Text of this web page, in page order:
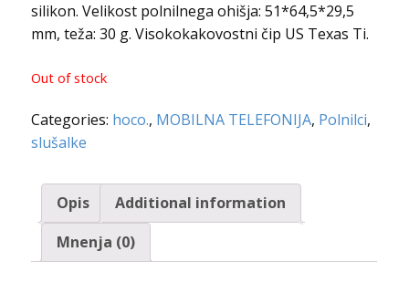
silikon. Velikost polnilnega ohišja: 51*64,5*29,5
mm, teža: 30 g. Visokokakovostni čip US Texas Ti.
Out of stock
Categories: hoco., MOBILNA TELEFONIJA, Polnilci,
slušalke
Opis
Additional information
Mnenja (0)